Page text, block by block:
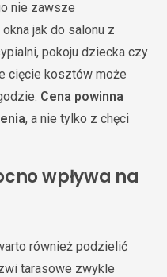
nie zawsze
jak do salonu z
pokoju dziecka czy
cięcie kosztów może
Cena powinna
, a nie tylko z chęci
wpływa na
również podzielić
tarasowe zwykle